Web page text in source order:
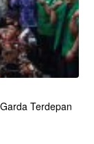
Terdepan